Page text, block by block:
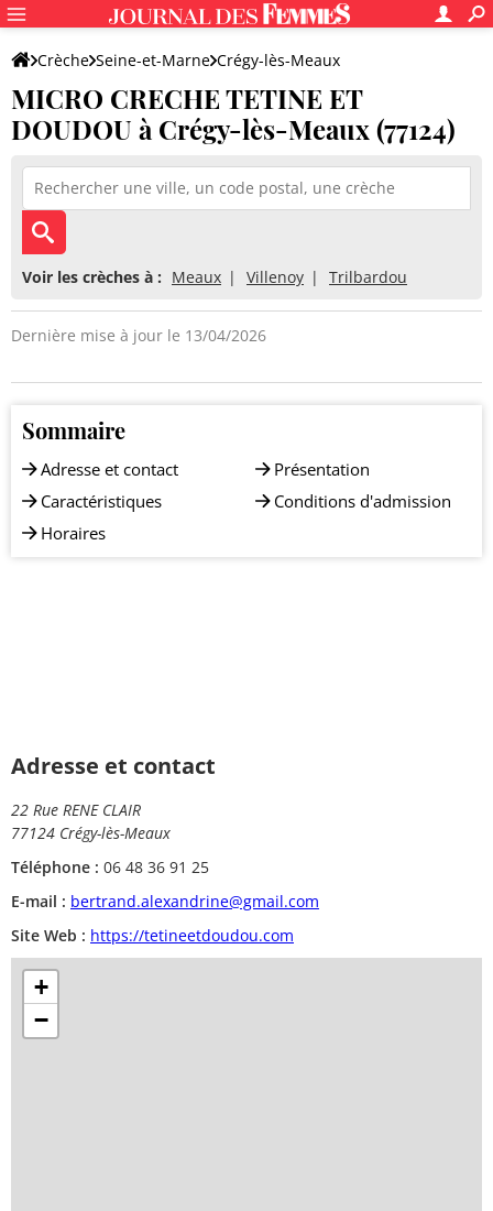
Crèche Seine-et-Marne Crégy-lès-Meaux
MICRO CRECHE TETINE ET DOUDOU
MICRO CRECHE TETINE ET
DOUDOU à Crégy-lès-Meaux (77124)
Voir les crèches à : Meaux Villenoy Trilbardou
Dernière mise à jour le 13/04/2026
Sommaire
Adresse et contact
Caractéristiques
Horaires
Présentation
Conditions d'admission
Adresse et contact
22 Rue RENE CLAIR
77124 Crégy-lès-Meaux
Téléphone : 06 48 36 91 25
E-mail : bertrand.alexandrine@gmail.com
Site Web : https://tetineetdoudou.com
+
−